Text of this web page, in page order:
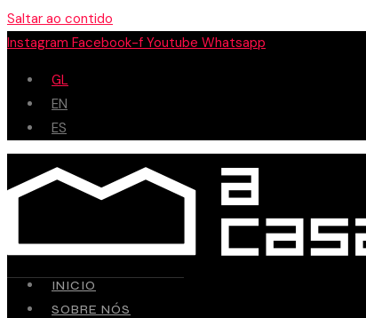
Saltar ao contido
Instagram Facebook-f Youtube Whatsapp
GL
EN
ES
INICIO
SOBRE NÓS